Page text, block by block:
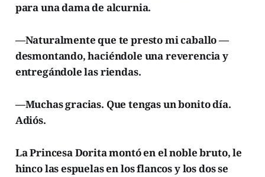
para una dama de alcurnia.
—Naturalmente que te presto mi caballo —
desmontando, haciéndole una reverencia y
entregándole las riendas.
—Muchas gracias. Que tengas un bonito día.
Adiós.
La Princesa Dorita montó en el noble bruto, le
hinco las espuelas en los flancos y los dos se